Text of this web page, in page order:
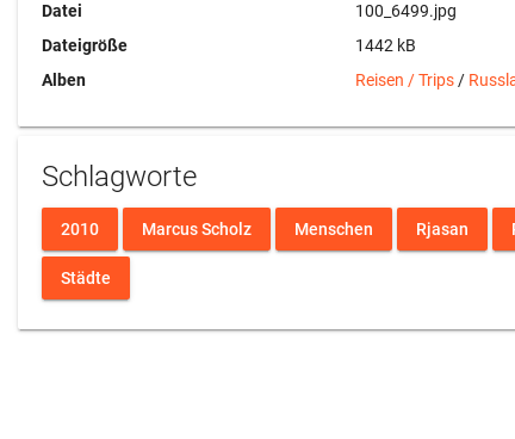
Datei
100_6499.jpg
Dateigröße
1442 kB
Alben
Reisen / Trips /
Schlagworte
2010 Marcus Scholz Menschen Rjasan
Städte